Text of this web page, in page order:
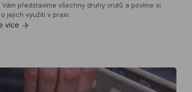
Vám představíme všechny druhy vrutů a povíme si
jejich využití v praxi.
více